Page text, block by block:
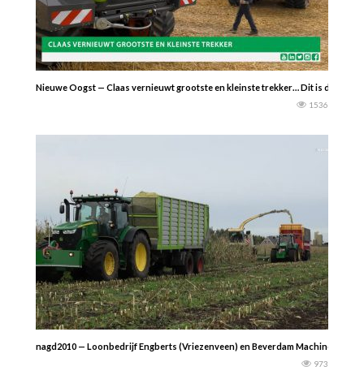
Nieuwe Oogst — Claas vernieuwt grootste en kleinste trekker… Dit is de
1536
nagd2010 — Loonbedrijf Engberts (Vriezenveen) en Beverdam Machinery
973